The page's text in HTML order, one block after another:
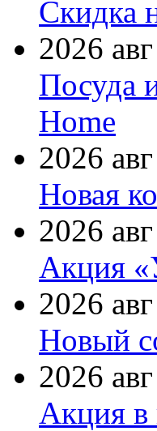
Скидка
2026
Посуда
Home
2026
Новая
2026
Акция
2026
Новый
2026
Акция в